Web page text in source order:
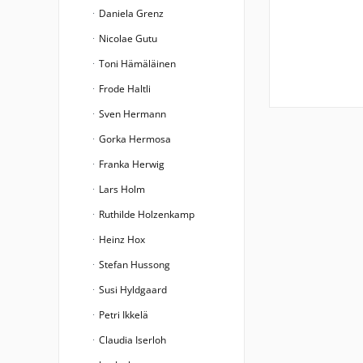
Daniela Grenz
Nicolae Gutu
Toni Hämäläinen
Frode Haltli
Sven Hermann
Gorka Hermosa
Franka Herwig
Lars Holm
Ruthilde Holzenkamp
Heinz Hox
Stefan Hussong
Susi Hyldgaard
Petri Ikkelä
Claudia Iserloh